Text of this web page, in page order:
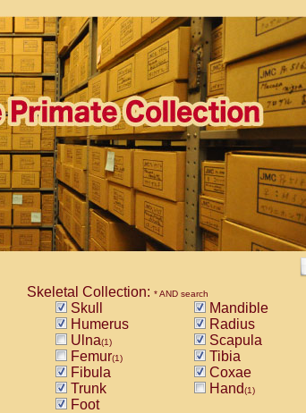
Skeletal Collection: * AND search
Skull
Mandible
Humerus
Radius
Ulna(1)
Scapula
Femur(1)
Tibia
Fibula
Coxae
Trunk
Hand(1)
Foot